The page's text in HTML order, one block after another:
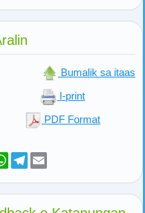
Bumalik sa itaas
I-print
PDF Format
WhatsApp
Telegram